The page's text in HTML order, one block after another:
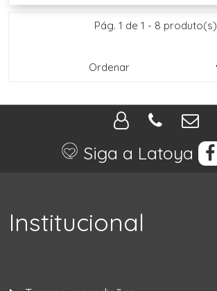
Pág. 1 de 1 - 8 produto(s)
Siga a Latoya
Institucional